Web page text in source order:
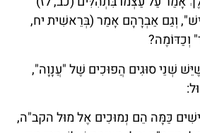
וְגַם אַבְרָהָם אָמַר (בְּרֵאשִׁית יח,
וְכַדּוֹמֶה?
שְׁנֵי סוּגִים הֲפוּכִים שֶׁל "עֲנָוָה",
כַּמָּה הֵם נְמוּכִים אֶל מוּל הקב"ה,